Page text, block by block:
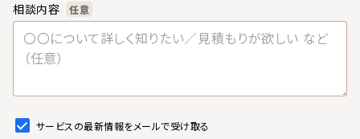
相談内容 任意
サービスの最新情報をメールで受け取る